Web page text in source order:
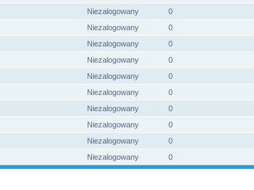
Niezalogowany
0
Niezalogowany
0
Niezalogowany
0
Niezalogowany
0
Niezalogowany
0
Niezalogowany
0
Niezalogowany
0
Niezalogowany
0
Niezalogowany
0
Niezalogowany
0